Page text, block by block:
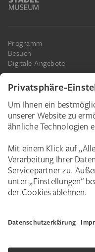
Programm
Besuch
Digitale Angebote
Das Städel
Spenden
Schenkungen & Nachlass
Corporate Events
Städelverein
Karriere